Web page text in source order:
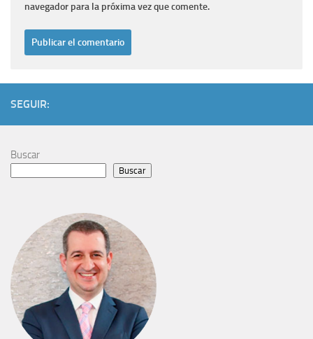
navegador para la próxima vez que comente.
SEGUIR:
Buscar
Buscar